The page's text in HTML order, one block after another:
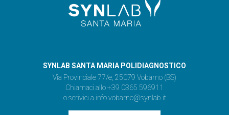
SYNLAB SANTA MARIA POLIDIAGNOSTICO
Via Provinciale 77/e, 25079 Vobarno (BS)
Chiamaci allo +39 0365 596911
o scrivici a info.vobarno@synlab.it